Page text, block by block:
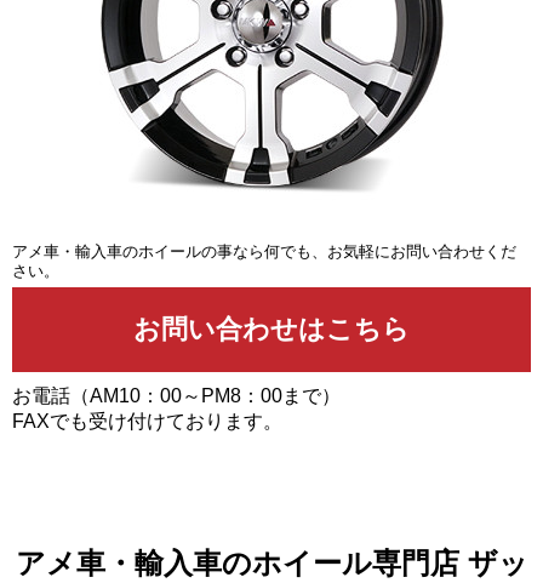
アメ車・輸入車のホイールの事なら何でも、お気軽にお問い合わせくだ
さい。
お電話（AM10：00～PM8：00まで）
FAXでも受け付けております。
アメ車・輸入車のホイール専門店 ザッ